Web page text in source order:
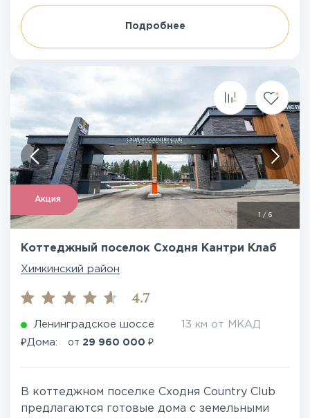
Подробнее
Акция
/ 6
Коттеджный поселок Сходня Кантри Клаб
Химкинский район
4.7
Ленинградское шоссе 13 км от МКАД
₽Дома: от 29 960 000 ₽
В коттеджном поселке Сходня Country Club
предлагаются готовые дома с земельными